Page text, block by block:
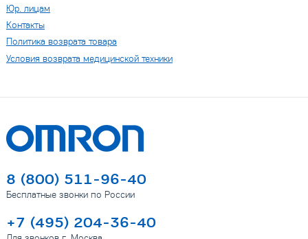
Юр. лицам
Контакты
Политика возврата товара
Условия возврата медицинской техники
8 (800) 511-96-40
Бесплатные звонки по России
+7 (495) 204-36-40